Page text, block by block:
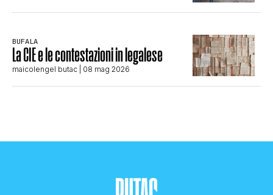
BUFALA
La CIE e le contestazioni in legalese
maicolengel butac | 08 mag 2026